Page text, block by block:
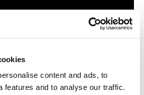
content and ads, to
features and to analyse our traffic.